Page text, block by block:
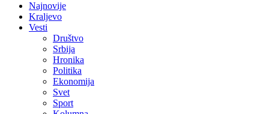
Najnovije
Kraljevo
Vesti
Društvo
Srbija
Hronika
Politika
Ekonomija
Svet
Sport